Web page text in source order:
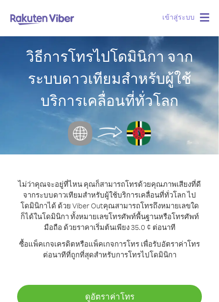
เข้าสู่ระบบ
วิธีการโทรไปโดมินิกา จาก
ระบบดาวเทียมสำหรับผู้ใช้
บริการเคลื่อนที่ทั่วโลก
ไม่ว่าคุณจะอยู่ที่ไหน คุณก็สามารถโทรด้วยคุณภาพเสียงที่ดี
จากระบบดาวเทียมสำหรับผู้ใช้บริการเคลื่อนที่ทั่วโลก ไป
โดมินิกาได้ ด้วย Viber Outคุณสามารถโทรถึงหมายเลขใด
ก็ได้ในโดมินิกา ทั้งหมายเลขโทรศัพท์พื้นฐานหรือโทรศัพท์
มือถือ ด้วยราคาเริ่มต้นเพียง 35.0 ¢ ต่อนาที
ซื้อแพ็คเกจเครดิตหรือแพ็คเกจการโทร เพื่อรับอัตราค่าโทร
ต่อนาทีที่ถูกที่สุดสำหรับการโทรไปโดมินิกา
ดูอัตราค่าโทร